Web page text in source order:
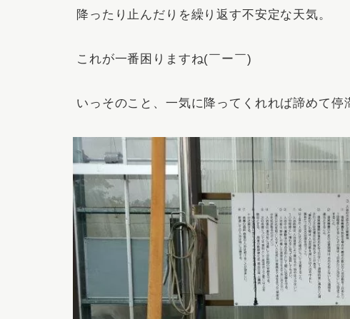
降ったり止んだりを繰り返す不安定な天気。
これが一番困りますね(￣ー￣)
いっそのこと、一気に降ってくれれば諦めて停